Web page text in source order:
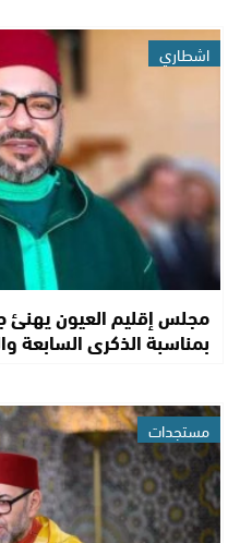
اشطاري
مجلس إقليم العيون
بمناسبة الذكرى السابعة
مستجدات